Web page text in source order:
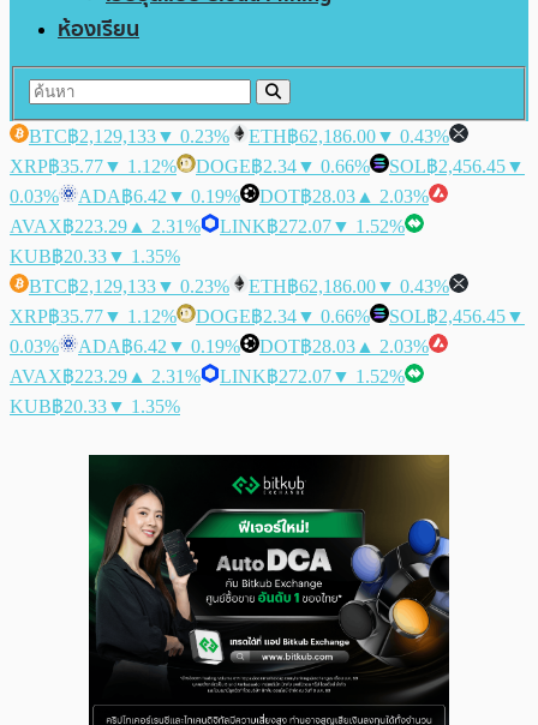
ห้องเรียน
BTC฿2,129,133▼ 0.23% ETH฿62,186.00▼ 0.43%
XRP฿35.77▼ 1.12% DOGE฿2.34▼ 0.66% SOL฿2,456.45▼
0.03%
ADA฿6.42 ▼ 0.19% DOT฿28.03 ▲ 2.03%
AVAX฿223.29 ▲ 2.31% LINK฿272.07▼ 1.52%
KUB฿20.33▼ 1.35%
BTC฿2,129,133▼ 0.23% ETH฿62,186.00▼ 0.43%
XRP฿35.77▼ 1.12% DOGE฿2.34▼ 0.66% SOL฿2,456.45▼
0.03%
ADA฿6.42 ▼ 0.19% DOT฿28.03 ▲ 2.03%
AVAX฿223.29 ▲ 2.31% LINK฿272.07▼ 1.52%
KUB฿20.33▼ 1.35%